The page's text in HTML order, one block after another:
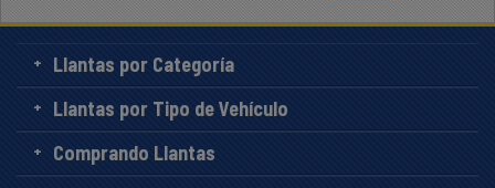
Llantas por Categoría
Llantas por Tipo de Vehículo
Comprando Llantas